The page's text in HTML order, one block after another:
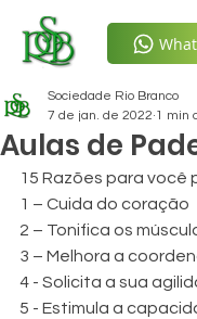
Aulas de
Sociedade Rio Branco
7 de jan. de 2022 1 min
15 Razões para você
1 – Cuida do coração
2 – Tonifica os
3 – Melhora a
4 - Solicita a sua
5 - Estimula a